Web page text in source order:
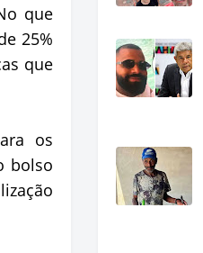
que
25%
que
os
bolso